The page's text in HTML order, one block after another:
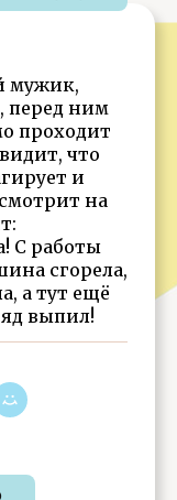
мужик,
перед ним
проходит
что
и
на
С работы
сгорела,
а тут ещё
выпил!